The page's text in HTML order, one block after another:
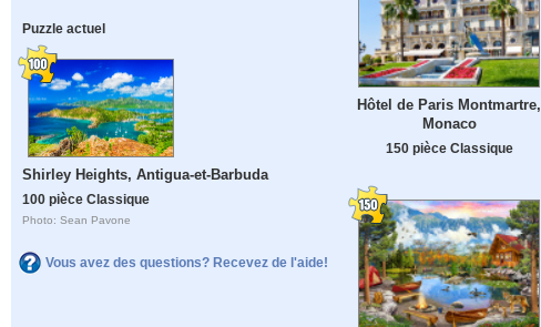
Puzzle actuel
Shirley Heights, Antigua-et-Barbuda
100 pièce Classique
Photo: Sean Pavone
Vous avez des questions? Recevez de l'aide!
Hôtel de Paris Montmartre,
Monaco
150 pièce Classique